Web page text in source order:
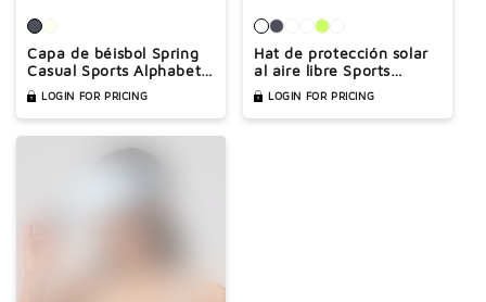
Capa de béisbol Spring
Casual Sports Alphabet
Sun Sol
LOGIN FOR PRICING
Hat de protección solar
al aire libre Sports
Running Baseball
Pleging Cap
LOGIN FOR PRICING